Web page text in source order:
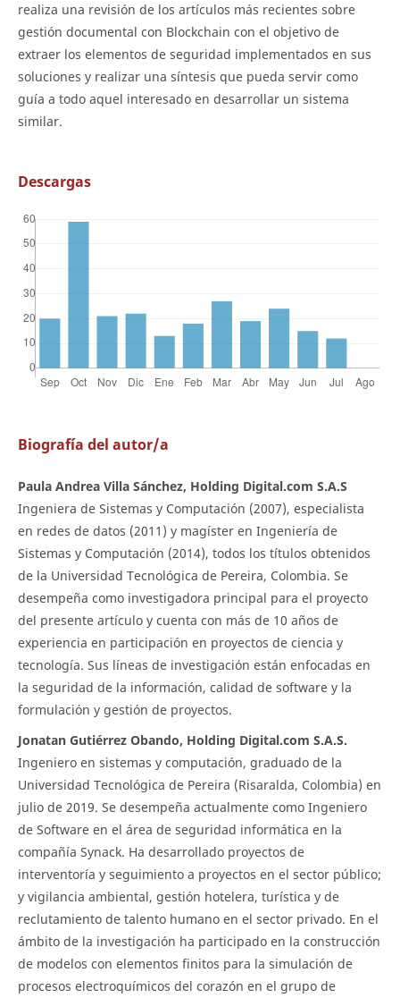
realiza una revisión de los artículos más recientes sobre
gestión documental con Blockchain con el objetivo de
extraer los elementos de seguridad implementados en sus
soluciones y realizar una síntesis que pueda servir como
guía a todo aquel interesado en desarrollar un sistema
similar.
Descargas
Biografía del autor/a
Paula Andrea Villa Sánchez, Holding Digital.com S.A.S
Ingeniera de Sistemas y Computación (2007), especialista
en redes de datos (2011) y magíster en Ingeniería de
Sistemas y Computación (2014), todos los títulos obtenidos
de la Universidad Tecnológica de Pereira, Colombia. Se
desempeña como investigadora principal para el proyecto
del presente artículo y cuenta con más de 10 años de
experiencia en participación en proyectos de ciencia y
tecnología. Sus líneas de investigación están enfocadas en
la seguridad de la información, calidad de software y la
formulación y gestión de proyectos.
Jonatan Gutiérrez Obando, Holding Digital.com S.A.S.
Ingeniero en sistemas y computación, graduado de la
Universidad Tecnológica de Pereira (Risaralda, Colombia) en
julio de 2019. Se desempeña actualmente como Ingeniero
de Software en el área de seguridad informática en la
compañía Synack. Ha desarrollado proyectos de
interventoría y seguimiento a proyectos en el sector público;
y vigilancia ambiental, gestión hotelera, turística y de
reclutamiento de talento humano en el sector privado. En el
ámbito de la investigación ha participado en la construcción
de modelos con elementos finitos para la simulación de
procesos electroquímicos del corazón en el grupo de